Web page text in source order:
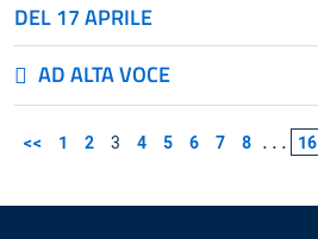
DEL 17 APRILE
AD ALTA VOCE
<< 1 2 3 4 5 6 7 8 ... 16